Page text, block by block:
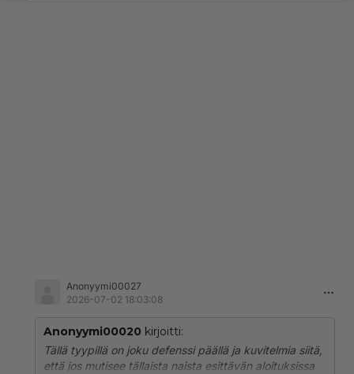
Anonyymi00027
2026-07-02 18:03:08
Anonyymi00020 kirjoitti:
Tällä tyypillä on joku defenssi päällä ja kuvitelmia siitä,
että jos mutisee tällaista naista esittävän aloituksissa